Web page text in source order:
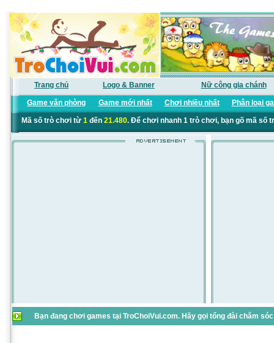
Trang chủ Logo & Banner Nữ công gia chánh
Game văn phòng Game mới nhất Chơi nhiều nhất Phân loại
Mã số trò chơi từ 1đến 21.480. Để chơi nhanh 1 trò chơi, bạn gõ mã số
Bạn đang chơi games tại TroChoiVui.com. Hãy gọi tổng đài chăm